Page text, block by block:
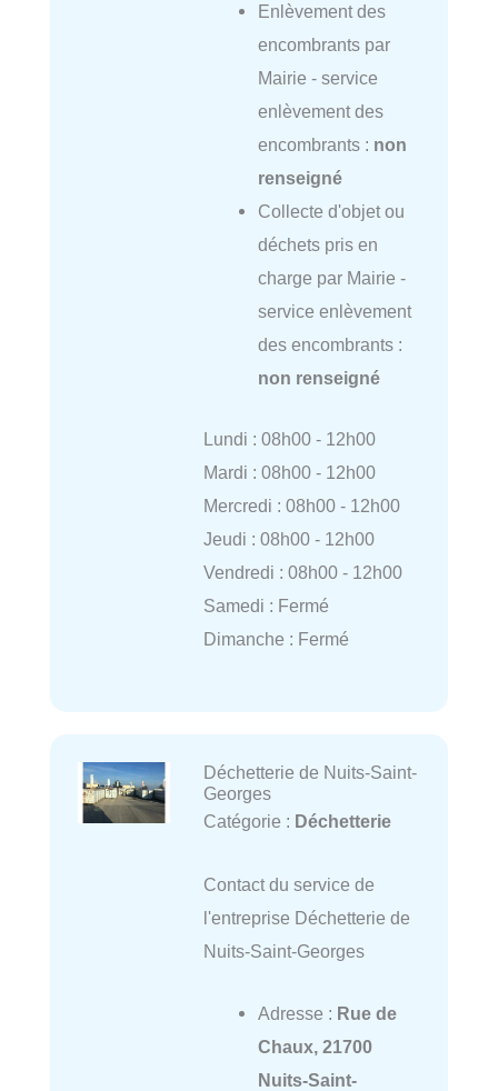
Enlèvement des
encombrants par
Mairie - service
enlèvement des
encombrants : non
renseigné
Collecte d'objet ou
déchets pris en
charge par Mairie -
service enlèvement
des encombrants :
non renseigné
Lundi : 08h00 - 12h00
Mardi : 08h00 - 12h00
Mercredi : 08h00 - 12h00
Jeudi : 08h00 - 12h00
Vendredi : 08h00 - 12h00
Samedi : Fermé
Dimanche : Fermé
Déchetterie de Nuits-Saint-
Georges
Catégorie : Déchetterie
Contact du service de
l'entreprise Déchetterie de
Nuits-Saint-Georges
Adresse : Rue de
Chaux, 21700
Nuits-Saint-